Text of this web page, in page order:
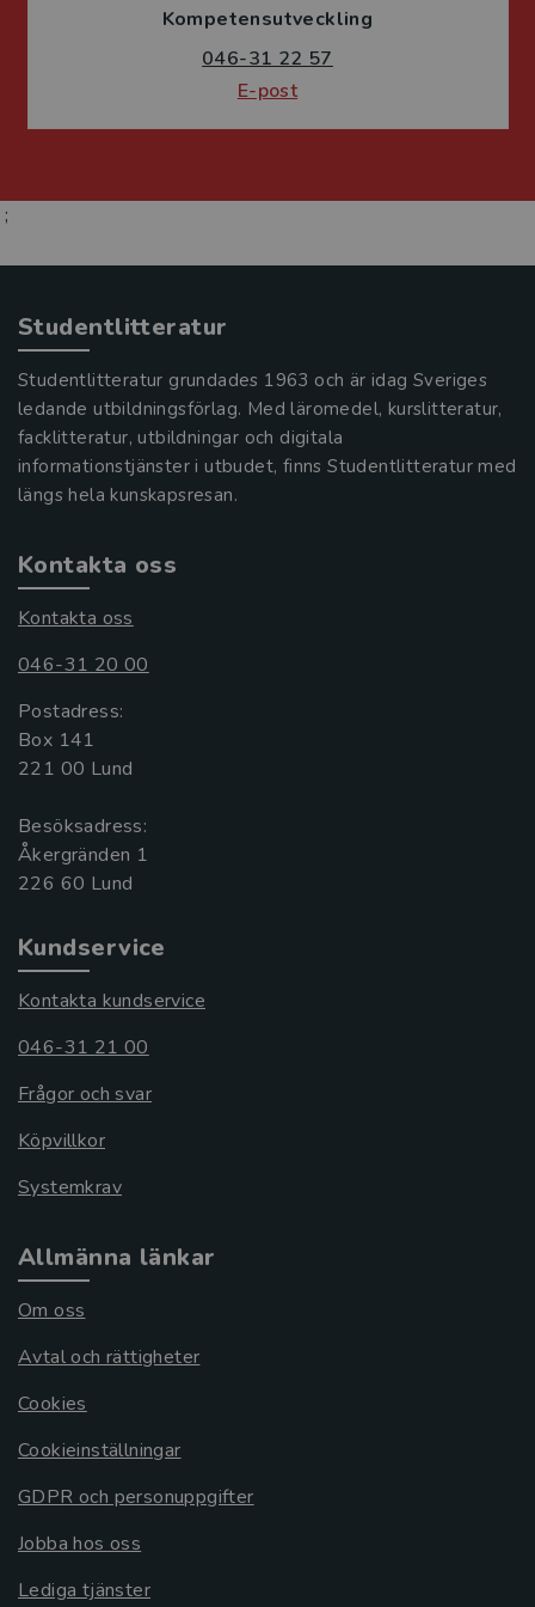
Kompetensutveckling
046-31 22 57
E-post
;
Studentlitteratur
Studentlitteratur grundades 1963 och är idag Sveriges
ledande utbildningsförlag. Med läromedel, kurslitteratur,
facklitteratur, utbildningar och digitala
informationstjänster i utbudet, finns Studentlitteratur med
längs hela kunskapsresan.
Kontakta oss
Kontakta oss
046-31 20 00
Postadress:
Box 141
221 00 Lund
Besöksadress:
Åkergränden 1
Kundservice
Kontakta kundservice
046-31 21 00
Frågor och svar
Köpvillkor
Systemkrav
Allmänna länkar
Om oss
Avtal och rättigheter
Cookies
Cookieinställningar
GDPR och personuppgifter
Jobba hos oss
Lediga tjänster